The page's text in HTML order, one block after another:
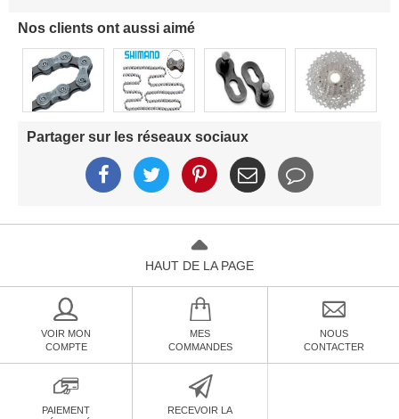
Nos clients ont aussi aimé
Partager sur les réseaux sociaux
HAUT DE LA PAGE
VOIR MON
COMPTE
MES
COMMANDES
NOUS
CONTACTER
PAIEMENT
RECEVOIR LA